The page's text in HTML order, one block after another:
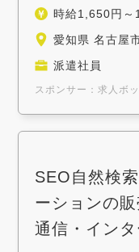
時給1,650円～
愛知県 名古屋
派遣社員
スポンサー：求人ボ
SEO自然検
ーションの
通信・イン